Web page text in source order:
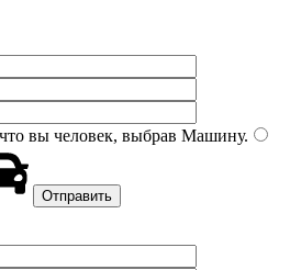
вы человек, выбрав Машину.